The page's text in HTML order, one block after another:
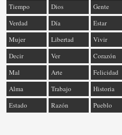
Tiempo
Dios Gente
Verdad
Día Estar
Mujer
Libertad Vivir
Decir
Ver Corazón
Mal
Arte Felicidad
Alma
Trabajo Historia
Estado
Razón Pueblo